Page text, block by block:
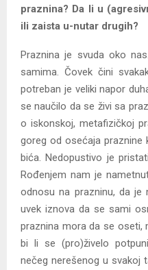
praznina? Da li u
ili zaista u-nutar drugih?
Praznina je svuda oko
samima. Čovek čini
potreban je veliki napor
se naučilo da se živi sa
o iskonskoj, metafizičkoj
goreg od osećaja praznine
bića. Nedopustivo je
Rođenjem nam je
odnosu na prazninu, da je
uvek iznova da se sami
praznina mora da se oseti,
bi li se (pro)živelo
nečeg nerešenog u svakoj